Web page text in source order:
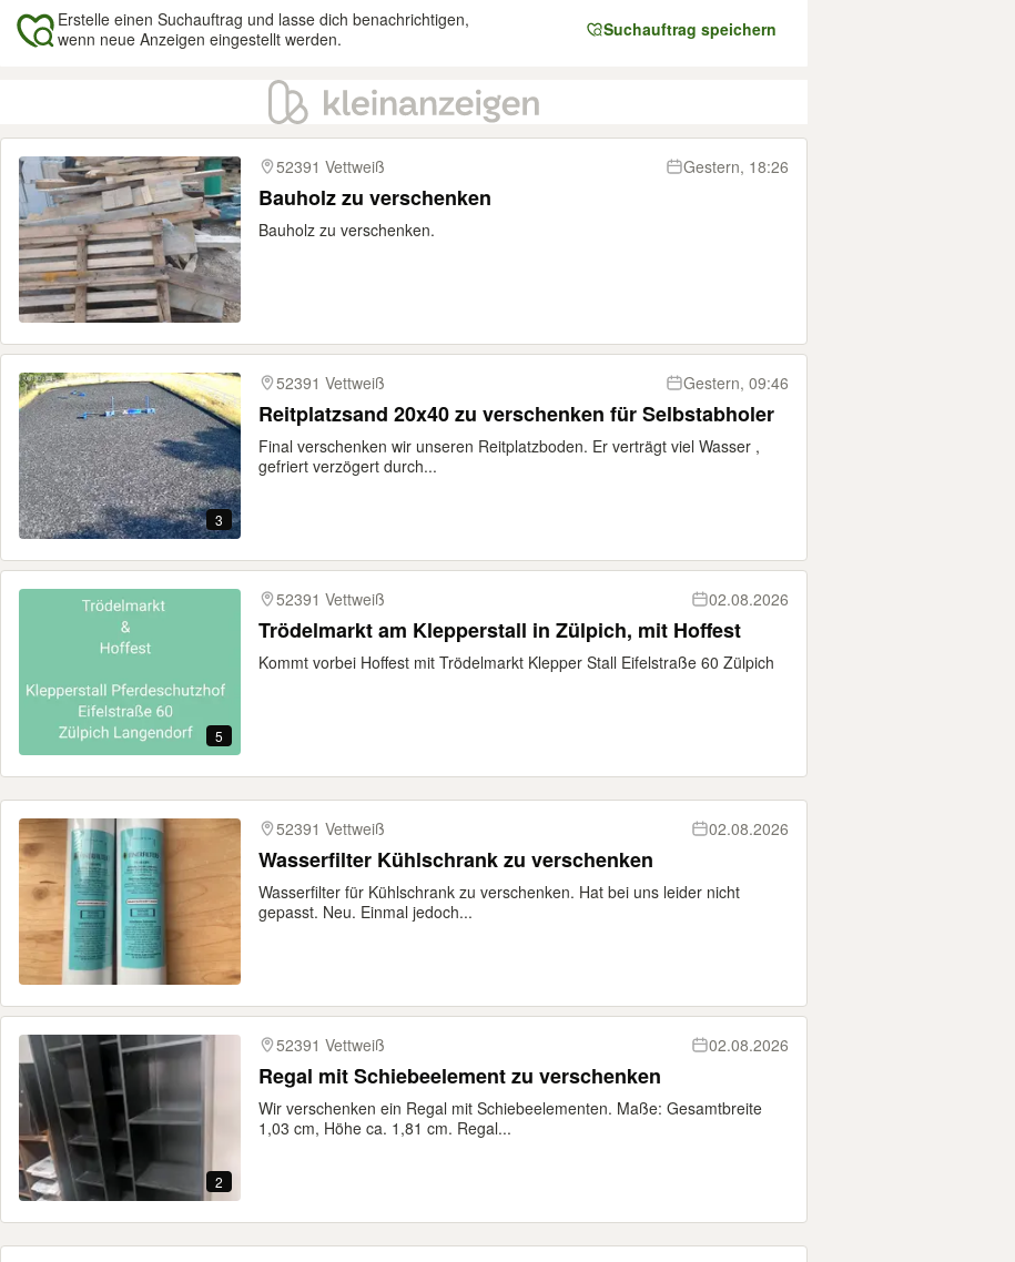
Erstelle einen Suchauftrag und lasse dich benachrichtigen,
wenn neue Anzeigen eingestellt werden.
Suchauftrag speichern
Ergebnisse
52391 Vettweiß
Gestern, 18:26
Bauholz zu verschenken
Bauholz zu verschenken.
3
52391 Vettweiß Gestern, 09:46
Reitplatzsand 20x40 zu verschenken für Selbstabholer
Final verschenken wir unseren Reitplatzboden. Er verträgt viel Wasser ,
gefriert verzögert durch...
5
52391 Vettweiß 02.08.2026
Trödelmarkt am Klepperstall in Zülpich, mit Hoffest
Kommt vorbei Hoffest mit Trödelmarkt Klepper Stall Eifelstraße 60 Zülpich
52391 Vettweiß 02.08.2026
Wasserfilter Kühlschrank zu verschenken
Wasserfilter für Kühlschrank zu verschenken. Hat bei uns leider nicht
gepasst. Neu. Einmal jedoch...
2
52391 Vettweiß 02.08.2026
Regal mit Schiebeelement zu verschenken
Wir verschenken ein Regal mit Schiebeelementen. Maße: Gesamtbreite
1,03 cm, Höhe ca. 1,81 cm. Regal...